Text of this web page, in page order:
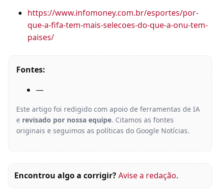
https://www.infomoney.com.br/esportes/por-
que-a-fifa-tem-mais-selecoes-do-que-a-onu-tem-
paises/
Fontes:
—
Este artigo foi redigido com apoio de ferramentas de IA
e revisado por nossa equipe. Citamos as fontes
originais e seguimos as políticas do Google Notícias.
Encontrou algo a corrigir?Avise a redação.